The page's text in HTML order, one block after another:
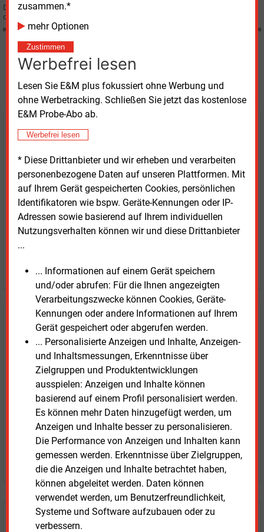
zusammen.*
mehr Optionen
Zustimmen
Werbefrei lesen
Lesen Sie E&M plus fokussiert ohne Werbung und
ohne Werbetracking. Schließen Sie jetzt das kostenlose
E&M Probe-Abo ab.
Werbefrei lesen
* Diese Drittanbieter und wir erheben und verarbeiten
personenbezogene Daten auf unseren Plattformen. Mit
auf Ihrem Gerät gespeicherten Cookies, persönlichen
Identifikatoren wie bspw. Geräte-Kennungen oder IP-
Adressen sowie basierend auf Ihrem individuellen
Nutzungsverhalten können wir und diese Drittanbieter
...
... Informationen auf einem Gerät speichern
und/oder abrufen: Für die Ihnen angezeigten
Verarbeitungszwecke können Cookies, Geräte-
Kennungen oder andere Informationen auf Ihrem
Gerät gespeichert oder abgerufen werden.
... Personalisierte Anzeigen und Inhalte, Anzeigen-
und Inhaltsmessungen, Erkenntnisse über
Zielgruppen und Produktentwicklungen
ausspielen: Anzeigen und Inhalte können
basierend auf einem Profil personalisiert werden.
Es können mehr Daten hinzugefügt werden, um
Anzeigen und Inhalte besser zu personalisieren.
Die Performance von Anzeigen und Inhalten kann
gemessen werden. Erkenntnisse über Zielgruppen,
die die Anzeigen und Inhalte betrachtet haben,
können abgeleitet werden. Daten können
verwendet werden, um Benutzerfreundlichkeit,
Systeme und Software aufzubauen oder zu
verbessern.
Der IT-Dienstleister „EWERK“ aus Leipzig hat die Mehrheit an der
ortsansässigen EBC Soft GmbH übernommen.
Möchten Sie diese und
weitere Nachrichten lesen?
Kaufen Sie den Artikel
erhalten Sie sofort diesen redaktionellen Beitrag für
nur €8.93
JETZT ARTIKEL KAUFEN
Testen SieE&M
kostenlos und
unverbindlich
Zwei Wochen kostenfreier Zugang
Zugang auf stündlich aktualisierte Nachrichten mit
Prognose- und Marktdaten
+ einmal täglich E&M daily
+ zwei Ausgaben der Zeitung E&M
ohne automatische Verlängerung
JETZT KOSTENLOS TESTEN
Login für Kunden